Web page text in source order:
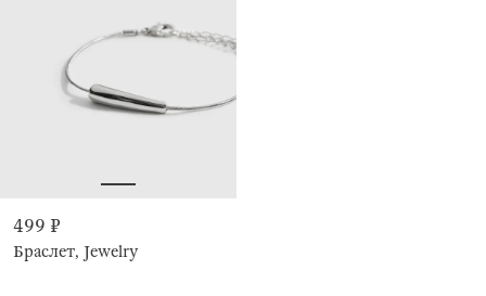
499 ₽
Браслет, Jewelry